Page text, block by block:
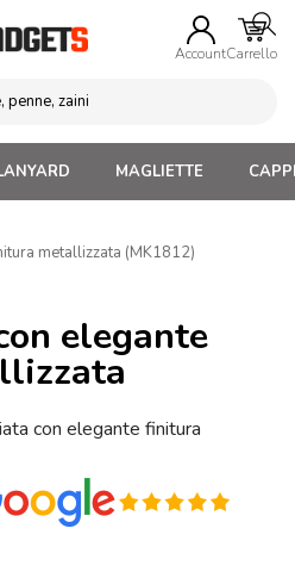
AccountCarrello
MAGLIETTE
metallizzata (MK1812)
elegante
con elegante finitura